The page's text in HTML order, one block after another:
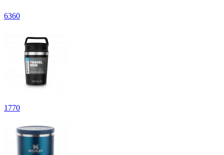
6360
1 770